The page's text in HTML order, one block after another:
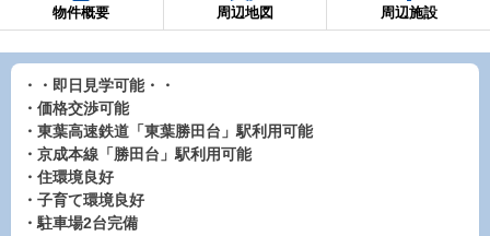
物件概要 周辺地図 周辺施設
・・即日見学可能・・
・価格交渉可能
・東葉高速鉄道「東葉勝田台」駅利用可能
・京成本線「勝田台」駅利用可能
・住環境良好
・子育て環境良好
・駐車場2台完備